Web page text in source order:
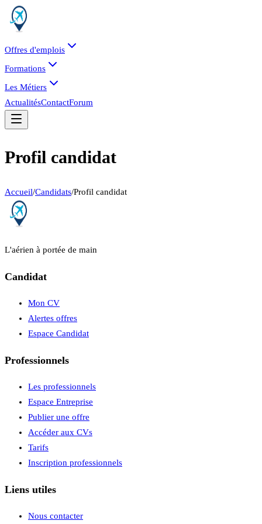
Offres d'emplois
Formations
Les Métiers
ActualitésContactForum
Profil candidat
Accueil/Candidats/Profil candidat
L'aérien à portée de main
Candidat
Mon CV
Alertes offres
Espace Candidat
Professionnels
Les professionnels
Espace Entreprise
Publier une offre
Accéder aux CVs
Tarifs
Inscription professionnels
Liens utiles
Nous contacter